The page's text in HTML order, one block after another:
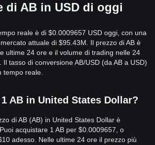
di AB in USD di oggi
reale è di $0.0009657 USD oggi, con una
attuale di $95.43M. Il prezzo di AB è
ultime 24 ore e il volume di trading nelle 24
tasso di conversione AB/USD (da AB a USD)
tempo reale.
AB in United States Dollar?
di AB (AB) in United States Dollar è
acquistare 1 AB per $0.0009657, o
adesso. Nelle ultime 24 ore il prezzo più